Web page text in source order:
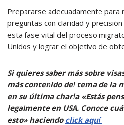
Prepararse adecuadamente para
preguntas con claridad y
esta fase vital del proceso
Unidos y lograr el objetivo de
Si quieres saber más sobre
más contenido del tema de la
en su última charla «Estás
legalmente en USA. Conoce
esto» haciendo click aquí